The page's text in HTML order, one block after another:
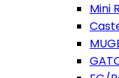
Mini